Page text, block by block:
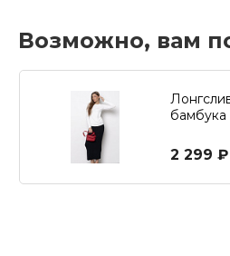
Возможно, вам
бамбука
2 299 ₽